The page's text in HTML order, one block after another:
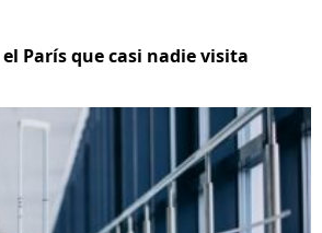
París que casi nadie visita